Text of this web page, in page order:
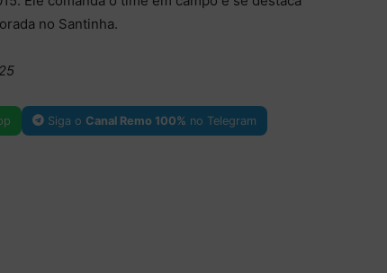
no Santinha.
Siga o Canal Remo 100% no Telegram